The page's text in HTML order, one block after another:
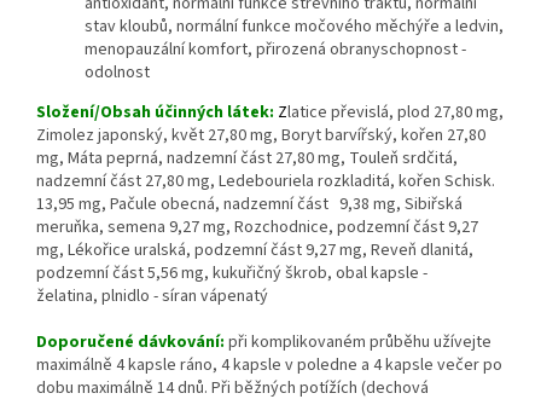
stav kloubů, normální funkce močového měchýře a ledvin,
menopauzální komfort, přirozená obranyschopnost -
odolnost
Složení/Obsah účinných látek: Zlatice převislá, plod 27,80 mg,
Zimolez japonský, květ 27,80 mg, Boryt barvířský, kořen 27,80
mg, Máta peprná, nadzemní část 27,80 mg, Touleň srdčitá,
nadzemní část 27,80 mg, Ledebouriela rozkladitá, kořen Schisk.
13,95 mg, Pačule obecná, nadzemní část 9,38 mg, Sibiřská
meruňka, semena 9,27 mg, Rozchodnice, podzemní část 9,27
mg, Lékořice uralská, podzemní část 9,27 mg, Reveň dlanitá,
podzemní část 5,56 mg, kukuřičný škrob, obal kapsle -
želatina, plnidlo - síran vápenatý
Doporučené dávkování: při komplikovaném průběhu užívejte
maximálně 4 kapsle ráno, 4 kapsle v poledne a 4 kapsle večer po
dobu maximálně 14 dnů. Při běžných potížích (dechová